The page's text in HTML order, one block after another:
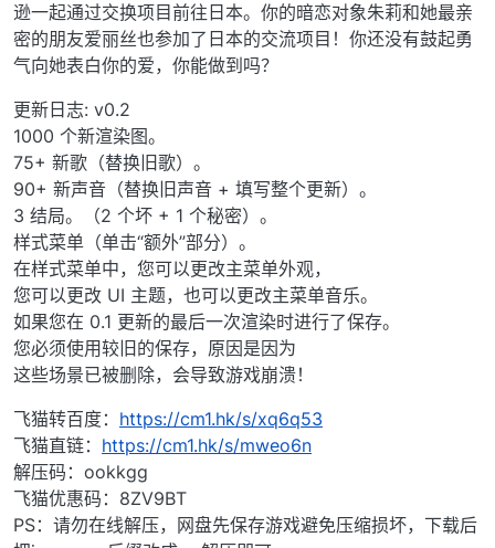
逊一起通过交换项目前往日本。你的暗恋对象朱莉和她最亲
密的朋友爱丽丝也参加了日本的交流项目！你还没有鼓起勇
气向她表白你的爱，你能做到吗？
更新日志: v0.2
1000 个新渲染图。
75+ 新歌（替换旧歌）。
90+ 新声音（替换旧声音 + 填写整个更新）。
3 结局。（2 个坏 + 1 个秘密）。
样式菜单（单击“额外”部分）。
在样式菜单中，您可以更改主菜单外观，
您可以更改 UI 主题，也可以更改主菜单音乐。
如果您在 0.1 更新的最后一次渲染时进行了保存。
您必须使用较旧的保存，原因是因为
这些场景已被删除，会导致游戏崩溃！
飞猫转百度： https://cm1.hk/s/xq6q53
飞猫直链： https://cm1.hk/s/mweo6n
解压码：ookkgg
飞猫优惠码：8ZV9BT
PS：请勿在线解压，网盘先保存游戏避免压缩损坏，下载后